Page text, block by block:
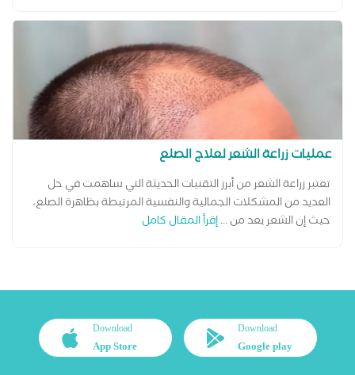
عمليات زراعة الشعر لعلاج الصلع
تعتبر زراعة الشعر من أبرز التقنيات الحديثة التي ساهمت في حل
العديد من المشكلات الجمالية والنفسية المرتبطة بظاهرة الصلع،
حيث إن الشعر يعد من ...إقرأ المقال كامل
Download
Google play
Download
App Store